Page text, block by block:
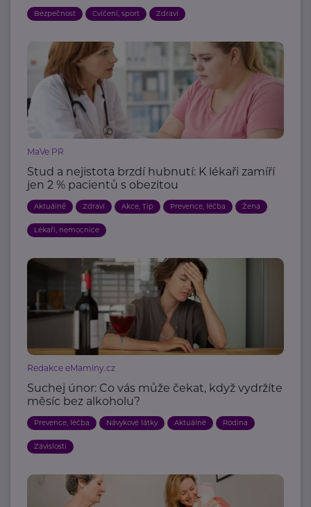
Bezpečnost Cvičení, sport Zdraví
MaVe PR
Stud a nejistota brzdí hubnutí: K lékaři zamíří
jen 2 % pacientů s obezitou
Aktuálně Zdraví Akce, Tip Prevence, léčba Žena
Lékaři, nemocnice
Redakce eMaminy.cz
Suchej únor: Co vás může čekat, když vydržíte
měsíc bez alkoholu?
Prevence, léčba Návykové látky Aktuálně Rodina
Závislosti